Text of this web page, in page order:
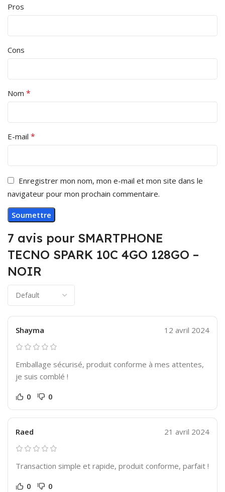
7 avis pour SMARTPHONE
TECNO SPARK 10C 4GO 128GO –
NOIR
Shayma 12 avril 2024
Emballage sécurisé, produit conforme à mes attentes,
je suis comblé !
0 0
Raed 21 avril 2024
Transaction simple et rapide, produit conforme, parfait !
0 0
Pros
Cons
Nom *
E-mail *
Enregistrer mon nom, mon e-mail et mon site dans le
navigateur pour mon prochain commentaire.